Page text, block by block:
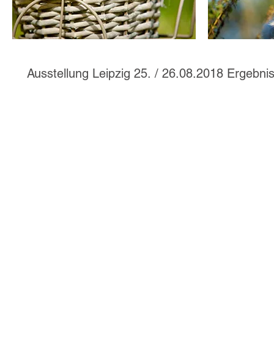
Ausstellung Leipzig 25. /